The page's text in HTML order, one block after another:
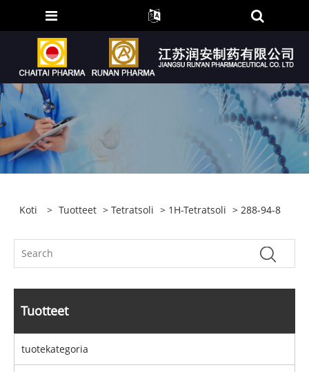
Koti > Tuotteet >Tetratsoli > 1H-Tetratsoli > 288-94-8
Tuotteet
tuotekategoria